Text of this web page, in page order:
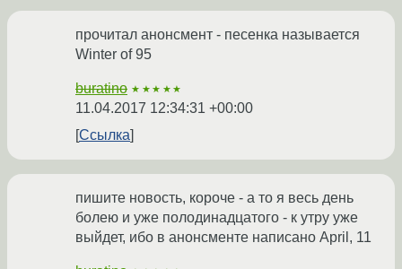
прочитал анонсмент - песенка называется
Winter of 95
buratino ★★★★★
11.04.2017 12:34:31 +00:00
Ссылка
пишите новость, короче - а то я весь день
болею и уже полодинадцатого - к утру уже
выйдет, ибо в анонсменте написано April, 11